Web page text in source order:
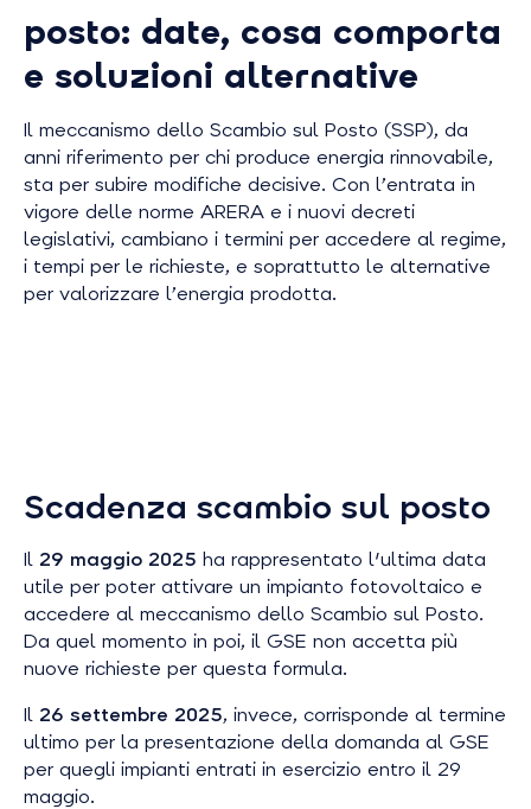
posto: date, cosa comporta
e soluzioni alternative
Il meccanismo dello Scambio sul Posto (SSP), da
anni riferimento per chi produce energia rinnovabile,
sta per subire modifiche decisive. Con l’entrata in
vigore delle norme ARERA e i nuovi decreti
legislativi, cambiano i termini per accedere al regime,
i tempi per le richieste, e soprattutto le alternative
per valorizzare l’energia prodotta.
Scadenza scambio sul posto
Il 29 maggio 2025 ha rappresentato l'ultima data
utile per poter attivare un impianto fotovoltaico e
accedere al meccanismo dello Scambio sul Posto.
Da quel momento in poi, il GSE non accetta più
nuove richieste per questa formula.
Il 26 settembre 2025, invece, corrisponde al termine
ultimo per la presentazione della domanda al GSE
per quegli impianti entrati in esercizio entro il 29
maggio.